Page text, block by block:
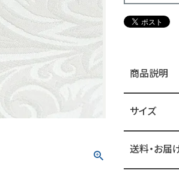
商品説明
サイズ
送料・お届